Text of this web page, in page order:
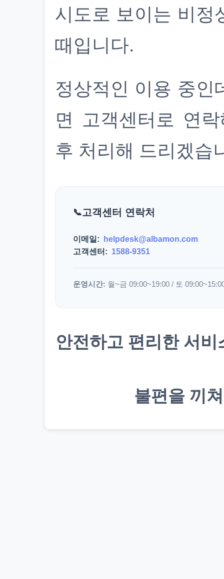
시도로 보이는 비정
때입니다.
정상적인 이용 중인
면 고객센터로 연
후 처리해 드리겠습
고객센터 연락처
이메일:
helpdesk@albamon.com
고객센터: 1588-9351
운영시간: 월~금 09:00~19:00 / 토
안전하고 편리한 서
불편을 끼